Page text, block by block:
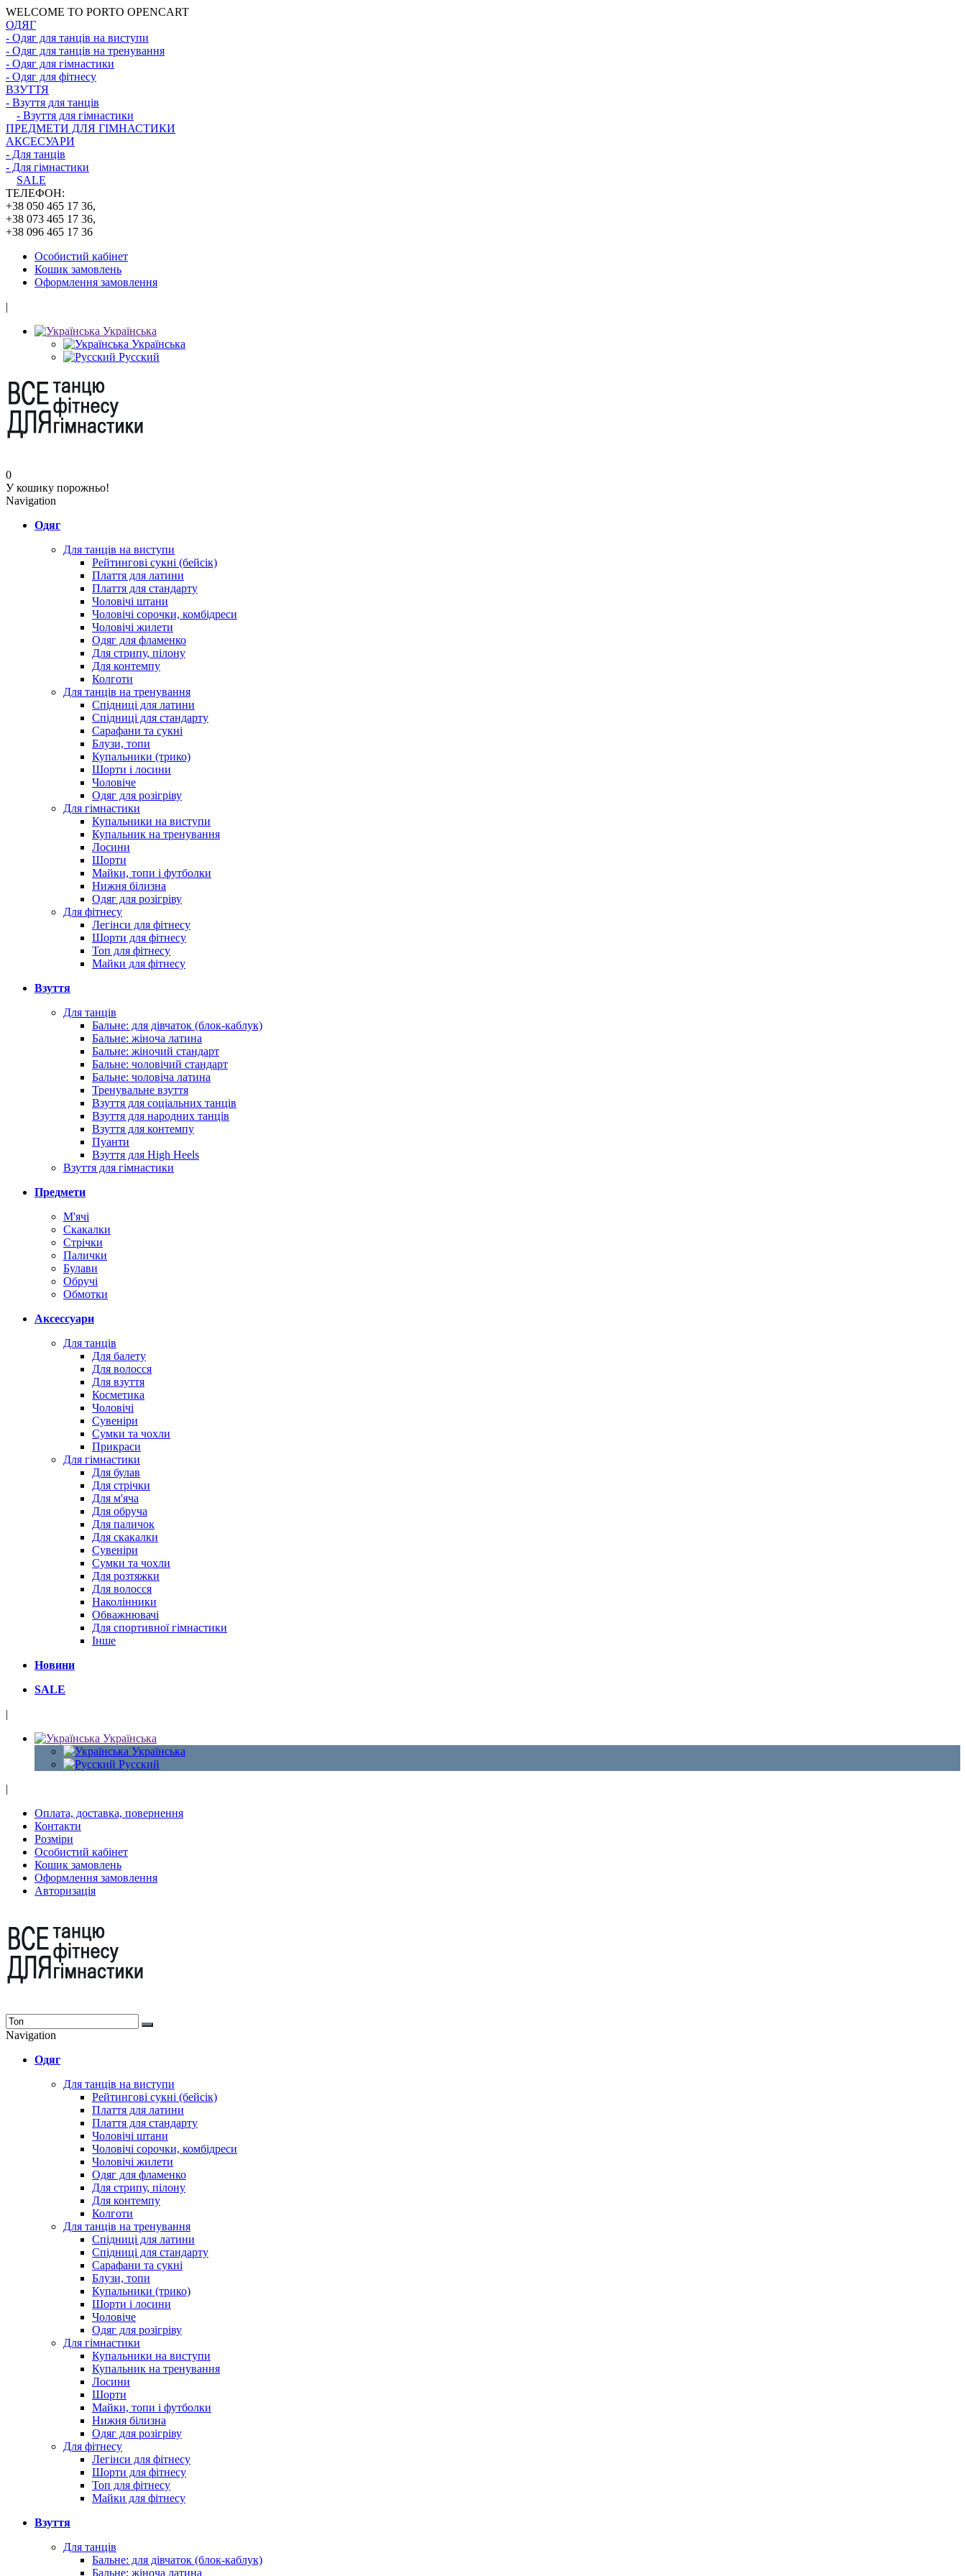
WELCOME TO PORTO OPENCART
ОДЯГ
- Одяг для танців на виступи
- Одяг для танців на тренування
- Одяг для гімнастики
- Одяг для фітнесу
ВЗУТТЯ
- Взуття для танців
- Взуття для гімнастики
ПРЕДМЕТИ ДЛЯ ГІМНАСТИКИ
АКСЕСУАРИ
- Для танців
- Для гімнастики
SALE
ТЕЛЕФОН:
+38 050 465 17 36,
+38 073 465 17 36,
+38 096 465 17 36
Особистий кабінет
Кошик замовлень
Оформлення замовлення
|
Українська
Українська
Русский
0
У кошику порожньо!
Navigation
Одяг
Для танців на виступи
Рейтингові сукні (бейсік)
Плаття для латини
Плаття для стандарту
Чоловічі штани
Чоловічі сорочки, комбідреси
Чоловічі жилети
Одяг для фламенко
Для стрипу, пілону
Для контемпу
Колготи
Для танців на тренування
Спідниці для латини
Спідниці для стандарту
Сарафани та сукні
Блузи, топи
Купальники (трико)
Шорти і лосини
Чоловіче
Одяг для розігріву
Для гімнастики
Купальники на виступи
Купальник на тренування
Лосини
Шорти
Майки, топи і футболки
Нижня білизна
Одяг для розігріву
Для фітнесу
Легінси для фітнесу
Шорти для фітнесу
Топ для фітнесу
Майки для фітнесу
Взуття
Для танців
Бальне: для дівчаток (блок-каблук)
Бальне: жіноча латина
Бальне: жіночий стандарт
Бальне: чоловічий стандарт
Бальне: чоловіча латина
Тренувальне взуття
Взуття для соціальних танців
Взуття для народних танців
Взуття для контемпу
Пуанти
Взуття для High Heels
Взуття для гімнастики
Предмети
М'ячі
Скакалки
Стрічки
Палички
Булави
Обручі
Обмотки
Аксессуари
Для танців
Для балету
Для волосся
Для взуття
Косметика
Чоловічі
Сувеніри
Сумки та чохли
Прикраси
Для гімнастики
Для булав
Для стрічки
Для м'яча
Для обруча
Для паличок
Для скакалки
Сувеніри
Сумки та чохли
Для розтяжки
Для волосся
Наколінники
Обважнювачі
Для спортивної гімнастики
Інше
Новини
SALE
|
Українська
Українська
Русский
|
Оплата, доставка, повернення
Контакти
Розміри
Особистий кабінет
Кошик замовлень
Оформлення замовлення
Авторизація
Navigation
Одяг
Для танців на виступи
Рейтингові сукні (бейсік)
Плаття для латини
Плаття для стандарту
Чоловічі штани
Чоловічі сорочки, комбідреси
Чоловічі жилети
Одяг для фламенко
Для стрипу, пілону
Для контемпу
Колготи
Для танців на тренування
Спідниці для латини
Спідниці для стандарту
Сарафани та сукні
Блузи, топи
Купальники (трико)
Шорти і лосини
Чоловіче
Одяг для розігріву
Для гімнастики
Купальники на виступи
Купальник на тренування
Лосини
Шорти
Майки, топи і футболки
Нижня білизна
Одяг для розігріву
Для фітнесу
Легінси для фітнесу
Шорти для фітнесу
Топ для фітнесу
Майки для фітнесу
Взуття
Для танців
Бальне: для дівчаток (блок-каблук)
Бальне: жіноча латина